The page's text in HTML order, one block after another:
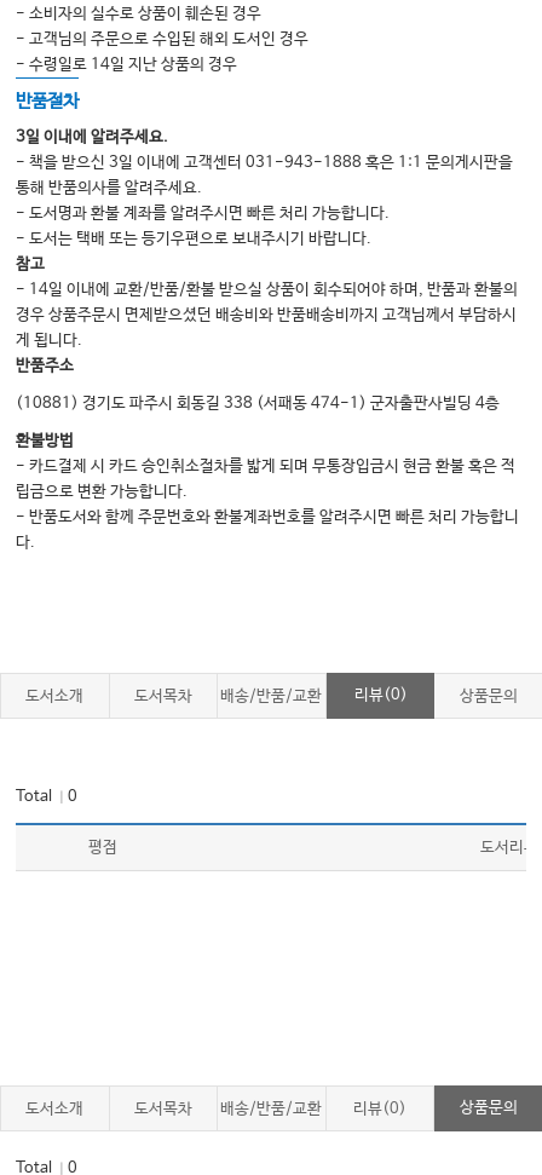
인간의 건강과 질병에서 후성유전과 후성유전체 Epigenetics and
epigenomics in human health and disease
CHAPTER 18
마이크로바이옴: 건강과 질병에 미치는 영향 Microbiome: Its implication in
health and disease
PART II Clinical, Medical Genetics & Genomics
CHAPTER 19
CHAPTER 20
면역체계의 유전학 Genetics and genomics of immunity
신경계 유전질환의 유전학 Genetics and genomics of neurological
CHAPTER 23
산전유전학 Prenatal genetics
생식 불임의 유전학 Reproductive genetics
CHAPTER 26
- 소비자의 실수로 상품이 훼손된 경우
- 고객님의 주문으로 수입된 해외 도서인 경우
- 수령일로 14일 지난 상품의 경우
반품절차
3일 이내에 알려주세요.
- 책을 받으신 3일 이내에 고객센터 031-943-1888 혹은 1:1 문의게시판을
통해 반품의사를 알려주세요.
- 도서명과 환불 계좌를 알려주시면 빠른 처리 가능합니다.
- 도서는 택배 또는 등기우편으로 보내주시기 바랍니다.
참고
- 14일 이내에 교환/반품/환불 받으실 상품이 회수되어야 하며, 반품과 환불의
경우 상품주문시 면제받으셨던 배송비와 반품배송비까지 고객님께서 부담하시
게 됩니다.
반품주소
(10881) 경기도 파주시 회동길 338 (서패동 474-1) 군자출판사빌딩 4층
환불방법
- 카드결제 시 카드 승인취소절차를 밟게 되며 무통장입금시 현금 환불 혹은 적
립금으로 변환 가능합니다.
- 반품도서와 함께 주문번호와 환불계좌번호를 알려주시면 빠른 처리 가능합니
다.
도서소개 도서목차 배송/반품/교환 리뷰(0) 상품문의
Total ｜0
평점 도서리뷰
도서소개 도서목차 배송/반품/교환 리뷰(0) 상품문의
Total ｜0